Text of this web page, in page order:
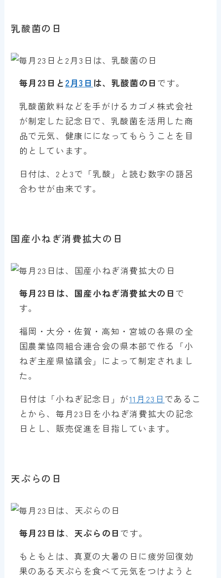
乳酸菌の日
毎月23日と 2月3日 は、乳酸菌の日 です。
乳酸菌飲料などを手がけるカゴメ株式会社
が制定した記念日で、乳酸菌を活用した商
品で元気、健康にになってもらうことを目
的としています。
日付は、2と3で「乳酸」と読む数字の語呂
合わせが由来です。
国産小ねぎ消費拡大の日
毎月23日は、国産小ねぎ消費拡大の日 で
す。
福岡・大分・佐賀・高知・宮城の各県の全
国農業協同組合連合会の県本部で作る「小
ねぎ主産県協議会」によって制定されまし
た。
日付は「小ねぎ記念日」が11月23日 であるこ
とから、毎月23日を小ねぎ消費拡大の記念
日とし、販売促進を目指しています。
天ぷらの日
毎月23日は、 天ぷらの日 です。
もともとは、真夏の大暑の日に疲労回復効
果のある天ぷらを食べて元気をつけようと